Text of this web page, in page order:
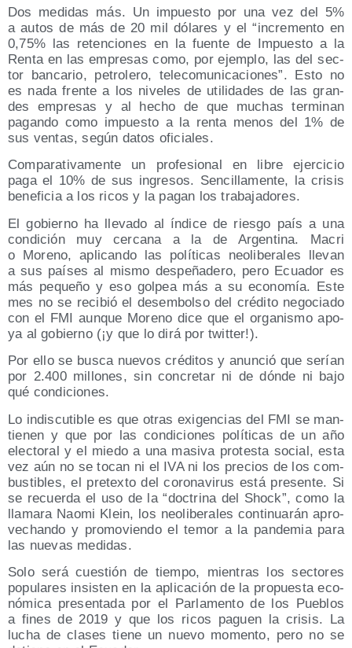
Dos medi­das más. Un impues­to por una vez del 5%
a autos de más de 20 mil dóla­res y el “incre­men­to en
0,75% las reten­cio­nes en la fuen­te de Impues­to a la
Ren­ta en las empre­sas como, por ejem­plo, las del sec­
tor ban­ca­rio, petro­le­ro, tele­co­mu­ni­ca­cio­nes”. Esto no
es nada fren­te a los nive­les de uti­li­da­des de las gran­
des empre­sas y al hecho de que muchas ter­mi­nan
pagan­do como impues­to a la ren­ta menos del 1% de
sus ven­tas, según datos oficiales.
Com­pa­ra­ti­va­men­te un pro­fe­sio­nal en libre ejer­ci­cio
paga el 10% de sus ingre­sos. Sen­ci­lla­men­te, la cri­sis
bene­fi­cia a los ricos y la pagan los trabajadores.
El gobierno ha lle­va­do al índi­ce de ries­go país a una
con­di­ción muy cer­ca­na a la de Argen­ti­na. Macri
o Moreno, apli­can­do las polí­ti­cas neo­li­be­ra­les lle­van
a sus paí­ses al mis­mo des­pe­ña­de­ro, pero Ecua­dor es
más peque­ño y eso gol­pea más a su eco­no­mía. Este
mes no se reci­bió el des­em­bol­so del cré­di­to nego­cia­do
con el FMI aun­que Moreno dice que el orga­nis­mo apo­
ya al gobierno (¡y que lo dirá por twitter!).
Por ello se bus­ca nue­vos cré­di­tos y anun­ció que serían
por 2.400 millo­nes, sin con­cre­tar ni de dón­de ni bajo
qué condiciones.
Lo indis­cu­ti­ble es que otras exi­gen­cias del FMI se man­
tie­nen y que por las con­di­cio­nes polí­ti­cas de un año
elec­to­ral y el mie­do a una masi­va pro­tes­ta social, esta
vez aún no se tocan ni el IVA ni los pre­cios de los com­
bus­ti­bles, el pre­tex­to del coro­na­vi­rus está pre­sen­te. Si
se recuer­da el uso de la “doc­tri­na del Shock”, como la
lla­ma­ra Nao­mi Klein, los neo­li­be­ra­les con­ti­nua­rán apro­
ve­chan­do y pro­mo­vien­do el temor a la pan­de­mia para
las nue­vas medidas.
Solo será cues­tión de tiem­po, mien­tras los sec­to­res
popu­la­res insis­ten en la apli­ca­ción de la pro­pues­ta eco­
nó­mi­ca pre­sen­ta­da por el Par­la­men­to de los Pue­blos
a fines de 2019 y que los ricos paguen la cri­sis. La
lucha de cla­ses tie­ne un nue­vo momen­to, pero no se